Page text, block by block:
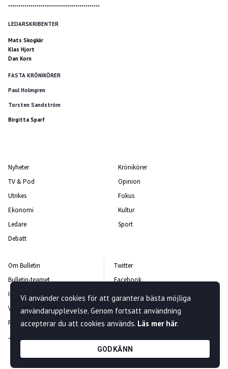
*********************************************
LEDARSKRIBENTER
Mats Skogkär
Klas Hjort
Dan Korn
FASTA KRÖNIKÖRER
Paul Holmgren
Torsten Sandström
Birgitta Sparf
Nyheter
TV & Pod
Utrikes
Ekonomi
Ledare
Debatt
Krönikörer
Opinion
Fokus
Kultur
Sport
Om Bulletin
Bulletin-teamet
Integritetspolicy
Vanliga frågor och svar
Rättelsepolicy
Jobba hos oss
Twitter
Facebook
Instagram
Kontakta oss
Nyhetsbrev
Vi använder cookies för att garantera bästa möjliga
användarupplevelse. Genom fortsatt användning
accepterar du att cookies används. Läs mer här.
GODKÄNN